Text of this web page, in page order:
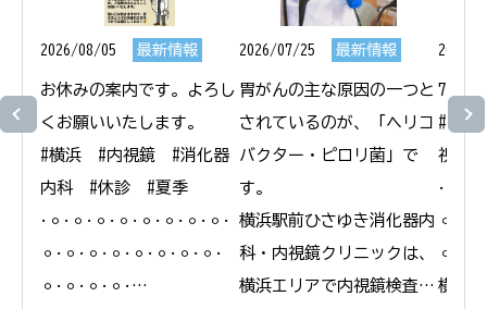
2026/08/05 最新情報
お休みの案内です。よろし
くお願いいたします。
#横浜　#内視鏡　#消化器
内科　#休診　#夏季
𐄁𐄙𐄁𐄙𐄁𐄙𐄁𐄙𐄁𐄙𐄁𐄙𐄁𐄙𐄁𐄙𐄁
𐄙𐄁𐄙𐄁𐄙𐄁𐄙𐄁𐄙𐄁𐄙𐄁𐄙𐄁𐄙𐄁
𐄙𐄁𐄙𐄁𐄙𐄁𐄙𐄁
2026/07/25 最新情報
胃がんの主な原因の一つと
されているのが、「ヘリコ
バクター・ピロリ菌」で
す。
横浜駅前ひさゆき消化器内
科・内視鏡クリニックは、
横浜エリアで内視鏡検査と
2026/
7月19
#横浜
視鏡
横浜